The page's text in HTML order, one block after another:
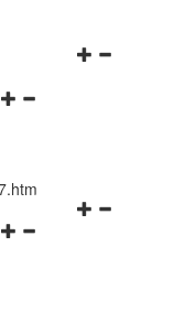
Navigationsmenü
Navigationsmenü